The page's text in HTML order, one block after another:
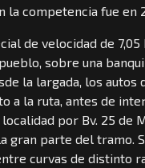
la competencia fue en
de velocidad de
sobre una
la largada, los
a la ruta, antes de
por Bv. 25 de
gran parte del tramo.
curvas de distinto